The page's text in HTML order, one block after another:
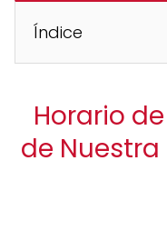
Índice
Horario
de Nuestra